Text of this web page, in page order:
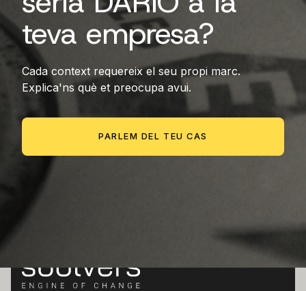
teva empresa?
Cada context requereix el seu propi marc.
Explica'ns què et preocupa avui.
PARLEM DEL TEU CAS